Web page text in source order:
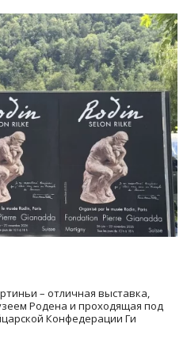
– отличная выставка,
Родена и проходящая под
Конфедерации Ги